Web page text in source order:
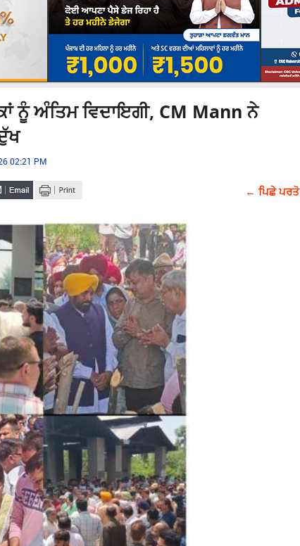
ਨੂੰ ਅੰਤਿਮ ਵਿਦਾਇਗੀ, CM Mann ਨੇ
02:21 PM
← ਪਿਛੇ ਪਰਤੋ